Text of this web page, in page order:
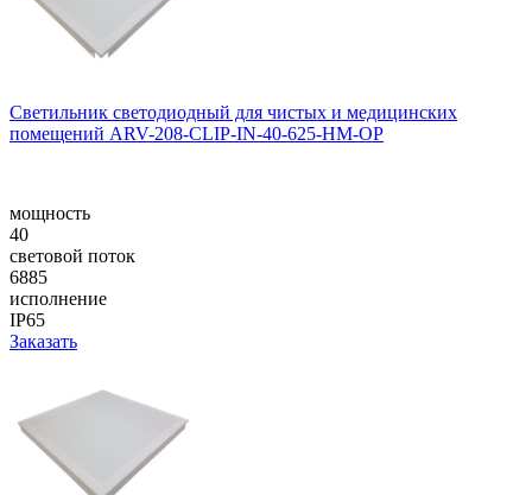
Светильник светодиодный для чистых и медицинских
помещений ARV-208-CLIP-IN-40-625-НM-OP
мощность
40
световой поток
6885
исполнение
IP65
Заказать